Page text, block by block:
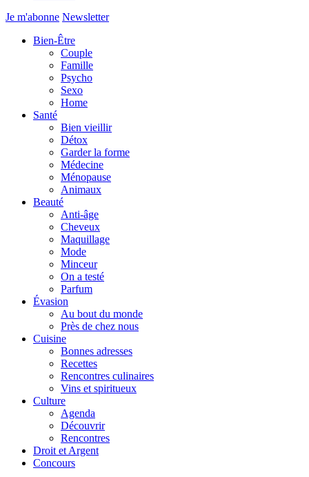
Je m'abonne Newsletter
Bien-Être
Couple
Famille
Psycho
Sexo
Home
Santé
Bien vieillir
Détox
Garder la forme
Médecine
Ménopause
Animaux
Beauté
Anti-âge
Cheveux
Maquillage
Mode
Minceur
On a testé
Parfum
Évasion
Au bout du monde
Près de chez nous
Cuisine
Bonnes adresses
Recettes
Rencontres culinaires
Vins et spiritueux
Culture
Agenda
Découvrir
Rencontres
Droit et Argent
Concours